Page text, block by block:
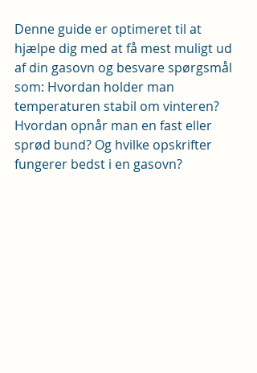
Denne guide er optimeret til at
hjælpe dig med at få mest muligt ud
af din gasovn og besvare spørgsmål
som: Hvordan holder man
temperaturen stabil om vinteren?
Hvordan opnår man en fast eller
sprød bund? Og hvilke opskrifter
fungerer bedst i en gasovn?